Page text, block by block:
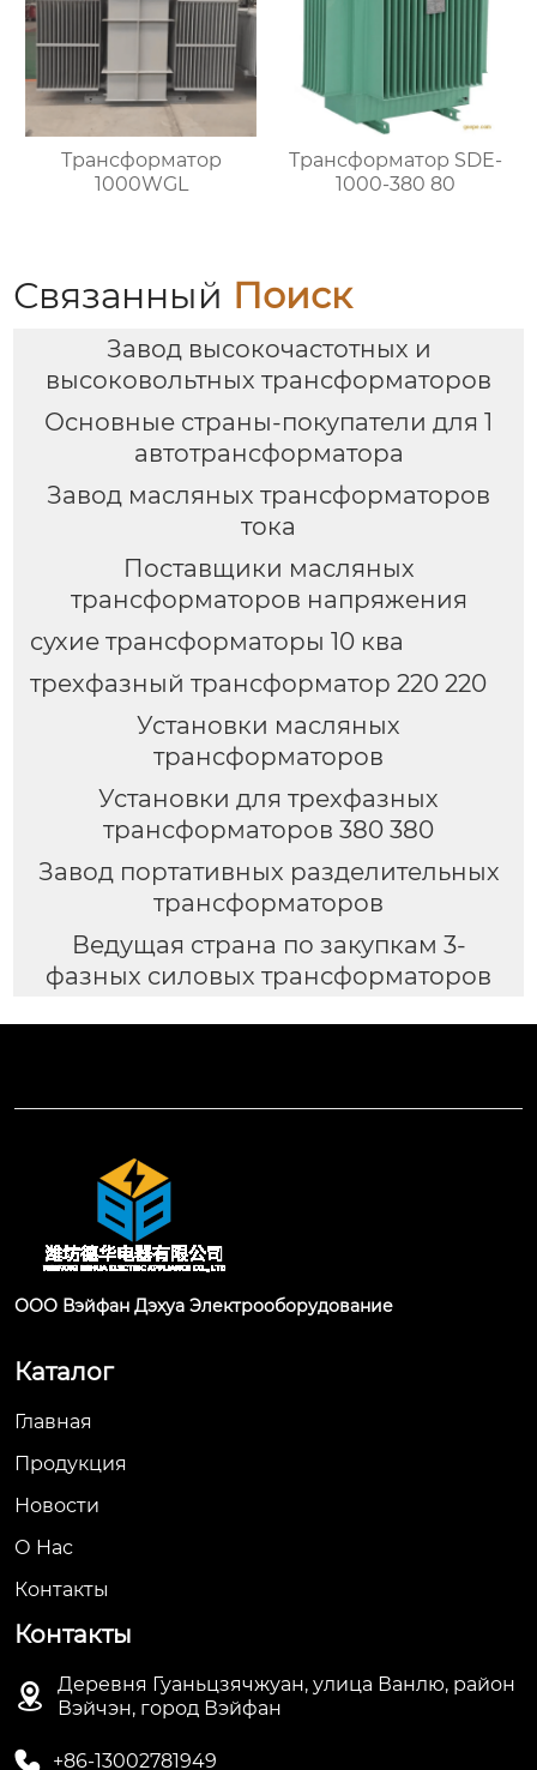
Трансформатор
1000WGL
Трансформатор SDE-
1000-380 80
Связанный Поиск
Завод высокочастотных и
высоковольтных трансформаторов
Основные страны-покупатели для 1
автотрансформатора
Завод масляных трансформаторов
тока
Поставщики масляных
трансформаторов напряжения
сухие трансформаторы 10 ква
трехфазный трансформатор 220 220
Установки масляных
трансформаторов
Установки для трехфазных
трансформаторов 380 380
Завод портативных разделительных
трансформаторов
Ведущая страна по закупкам 3-
фазных силовых трансформаторов
ООО Вэйфан Дэхуа Электрооборудование
Каталог
Главная
Продукция
Новости
О Hас
Контакты
Контакты

Деревня Гуаньцзячжуан, улица Ванлю, район
Вэйчэн, город Вэйфан
 +86-13002781949